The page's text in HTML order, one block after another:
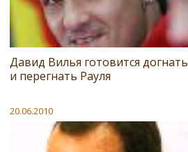
Давид Вилья готовится догнать
и перегнать Рауля
20.06.2010